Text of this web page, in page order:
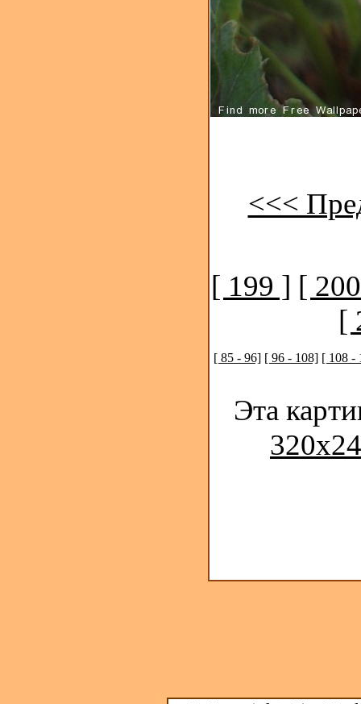
<<<
[ 199 ] [
[
[ 85 - 96] [ 96 - 108] [ 108 -
Эта